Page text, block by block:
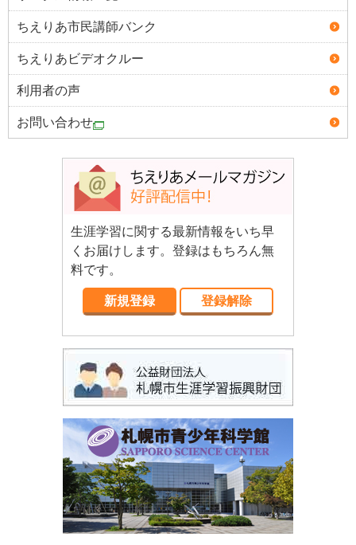
ちえりあ市民講師バンク
ちえりあビデオクルー
利用者の声
お問い合わせ
生涯学習に関する最新情報をいち早
くお届けします。登録はもちろん無
料です。
新規登録 登録解除